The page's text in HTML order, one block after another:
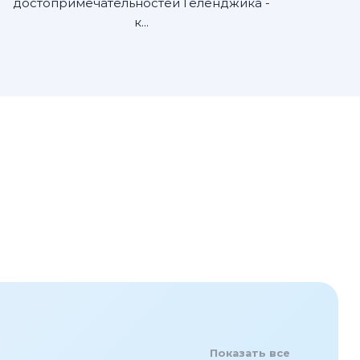
к...
Показать все